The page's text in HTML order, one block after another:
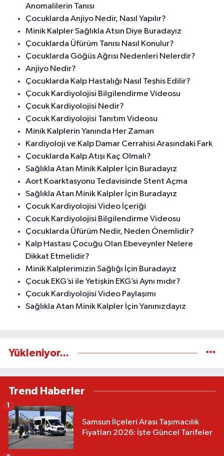
Anomalilerin Tanısı
Çocuklarda Anjiyo Nedir, Nasıl Yapılır?
Minik Kalpler Sağlıkla Atsın Diye Buradayız
Çocuklarda Üfürüm Tanısı Nasıl Konulur?
Çocuklarda Göğüs Ağrısı Nedenleri Nelerdir?
Anjiyo Nedir?
Çocuklarda Kalp Hastalığı Nasıl Teşhis Edilir?
Çocuk Kardiyolojisi Bilgilendirme Videosu
Çocuk Kardiyolojisi Nedir?
Çocuk Kardiyolojisi Tanıtım Videosu
Minik Kalplerin Yanında Her Zaman
Kardiyoloji ve Kalp Damar Cerrahisi Arasındaki Fark
Çocuklarda Kalp Atışı Kaç Olmalı?
Sağlıkla Atan Minik Kalpler İçin Buradayız
Aort Koarktasyonu Tedavisinde Stent Açma
Sağlıkla Atan Minik Kalpler İçin Buradayız
Çocuk Kardiyolojisi Video İçeriği
Çocuk Kardiyolojisi Bilgilendirme Videosu
Çocuklarda Üfürüm Nedir, Neden Önemlidir?
Kalp Hastası Çocuğu Olan Ebeveynler Nelere
Dikkat Etmelidir?
Minik Kalplerimizin Sağlığı İçin Buradayız
Çocuk EKG’si ile Yetişkin EKG’si Aynı mıdır?
Çocuk Kardiyolojisi Video Paylaşımı
Sağlıkla Atan Minik Kalpler İçin Yanınızdayız
Yükleniyor...
Trend Haberler
Samsun İlçeleri Arası Taşımacılık
Fiyatları 2026: İşte Güncel Tarifeler
1